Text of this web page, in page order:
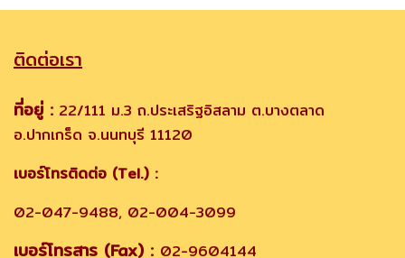
ติดต่อเรา
ที่อยู่ : 22/111 ม.3 ถ.ประเสริฐอิสลาม ต.บางตลาด
อ.ปากเกร็ด จ.นนทบุรี 11120
เบอร์โทรติดต่อ (Tel.) :
02-047-9488, 02-004-3099
เบอร์โทรสาร (Fax) : 02-9604144